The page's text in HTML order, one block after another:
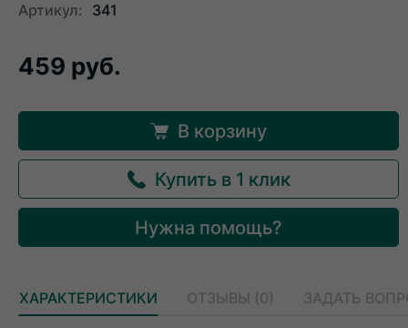
Артикул: 341
459 руб.
В корзину
Купить в 1 клик
Нужна помощь?
ХАРАКТЕРИСТИКИ ОТЗЫВЫ (0) ЗАДАТЬ